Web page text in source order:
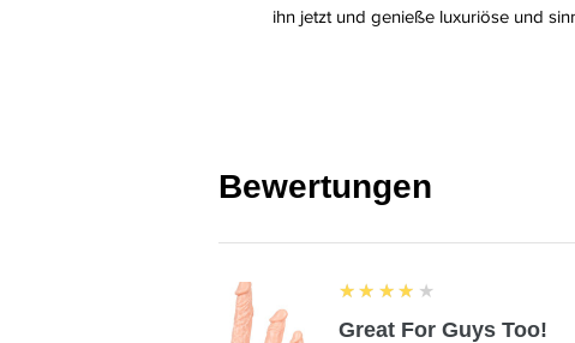
ihn jetzt und genieße luxuriöse und
Bewertungen
4
★★★★★
Great For Guys Too!